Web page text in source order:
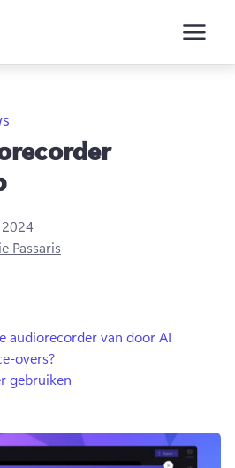
Passaris
audiorecorder van door AI
overs?
gebruiken